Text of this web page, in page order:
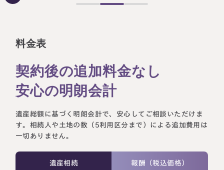
料金表
契約後の追加料金なし
安心の明朗会計
遺産総額に基づく明朗会計で、安心してご相談いただけま
す。相続人や土地の数（5利用区分まで）による追加費用は
一切ありません。
遺産相続 報酬（税込価格）